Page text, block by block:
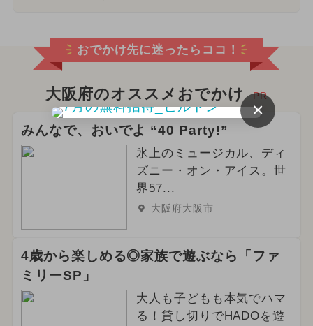
おでかけ先に迷ったらココ！
大阪府のオススメおでかけ PR
みんなで、おいでよ “40 Party!”
氷上のミュージカル、ディ
ズニー・オン・アイス。世
界57...
大阪府大阪市
4歳から楽しめる◎家族で遊ぶなら「ファ
ミリーSP」
大人も子どもも本気でハマ
る！貸し切りでHADOを遊
×